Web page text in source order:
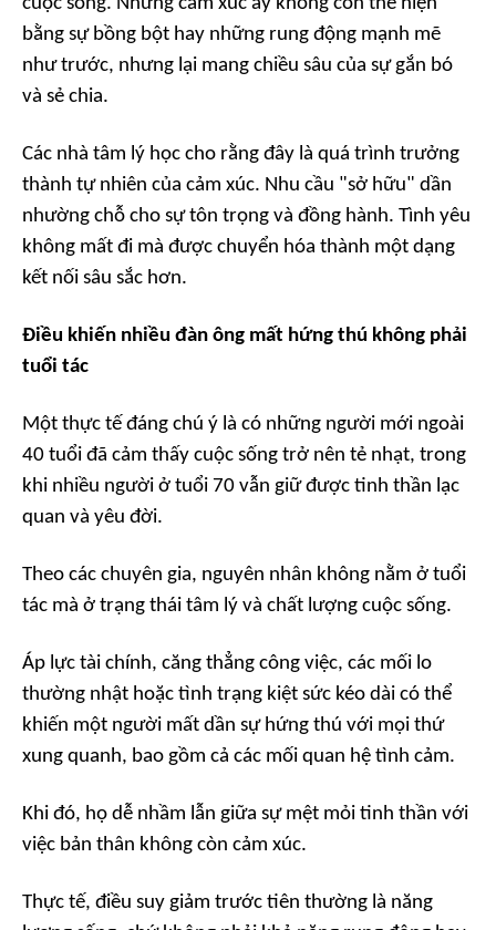
bằng sự bồng bột hay những rung động mạnh mẽ
như trước, nhưng lại mang chiều sâu của sự gắn bó
và sẻ chia.
Các nhà tâm lý học cho rằng đây là quá trình trưởng
thành tự nhiên của cảm xúc. Nhu cầu "sở hữu" dần
nhường chỗ cho sự tôn trọng và đồng hành. Tình yêu
không mất đi mà được chuyển hóa thành một dạng
kết nối sâu sắc hơn.
Điều khiến nhiều đàn ông mất hứng thú không phải
tuổi tác
Một thực tế đáng chú ý là có những người mới ngoài
40 tuổi đã cảm thấy cuộc sống trở nên tẻ nhạt, trong
khi nhiều người ở tuổi 70 vẫn giữ được tinh thần lạc
quan và yêu đời.
Theo các chuyên gia, nguyên nhân không nằm ở tuổi
tác mà ở trạng thái tâm lý và chất lượng cuộc sống.
Áp lực tài chính, căng thẳng công việc, các mối lo
thường nhật hoặc tình trạng kiệt sức kéo dài có thể
khiến một người mất dần sự hứng thú với mọi thứ
xung quanh, bao gồm cả các mối quan hệ tình cảm.
Khi đó, họ dễ nhầm lẫn giữa sự mệt mỏi tinh thần với
việc bản thân không còn cảm xúc.
Thực tế, điều suy giảm trước tiên thường là năng